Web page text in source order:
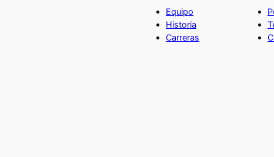
Equipo
Historia
Carreras